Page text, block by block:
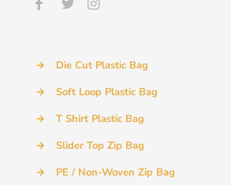
→
Die Cut Plastic Bag
→
Soft Loop Plastic Bag
→
T Shirt Plastic Bag
→
Slider Top Zip Bag
→
PE / Non-Woven Zip Bag